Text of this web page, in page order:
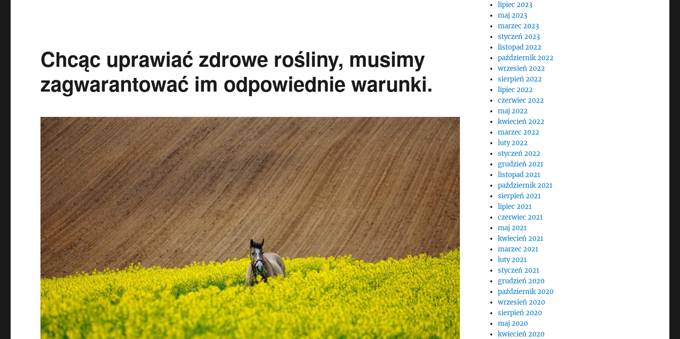
Chcąc uprawiać zdrowe rośliny, musimy
zagwarantować im odpowiednie warunki.
lipiec 2023
maj 2023
marzec 2023
styczeń 2023
listopad 2022
październik 2022
wrzesień 2022
sierpień 2022
lipiec 2022
czerwiec 2022
maj 2022
kwiecień 2022
marzec 2022
luty 2022
styczeń 2022
grudzień 2021
listopad 2021
październik 2021
sierpień 2021
lipiec 2021
czerwiec 2021
maj 2021
kwiecień 2021
marzec 2021
luty 2021
styczeń 2021
grudzień 2020
październik 2020
wrzesień 2020
sierpień 2020
maj 2020
kwiecień 2020